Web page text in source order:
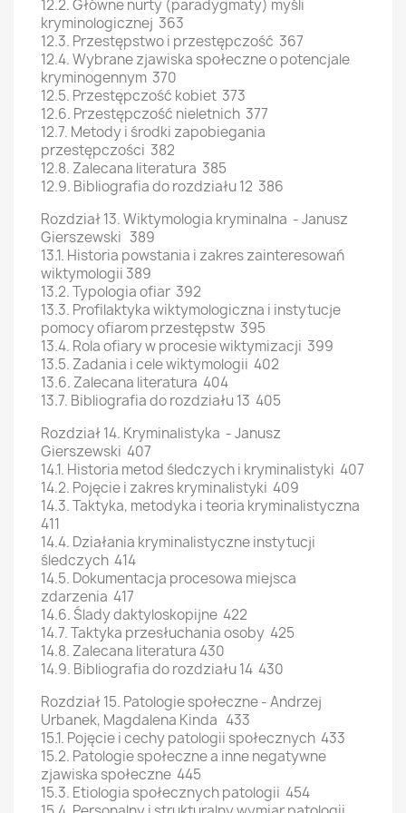
12.2. Główne nurty (paradygmaty) myśli
kryminologicznej 363
12.3. Przestępstwo i przestępczość 367
12.4. Wybrane zjawiska społeczne o potencjale
kryminogennym 370
12.5. Przestępczość kobiet 373
12.6. Przestępczość nieletnich 377
12.7. Metody i środki zapobiegania
przestępczości 382
12.8. Zalecana literatura 385
12.9. Bibliografia do rozdziału 12 386
Rozdział 13. Wiktymologia kryminalna - Janusz
Gierszewski 389
13.1. Historia powstania i zakres zainteresowań
wiktymologii 389
13.2. Typologia ofiar 392
13.3. Profilaktyka wiktymologiczna i instytucje
pomocy ofiarom przestępstw 395
13.4. Rola ofiary w procesie wiktymizacji 399
13.5. Zadania i cele wiktymologii 402
13.6. Zalecana literatura 404
13.7. Bibliografia do rozdziału 13 405
Rozdział 14. Kryminalistyka - Janusz
Gierszewski 407
14.1. Historia metod śledczych i kryminalistyki 407
14.2. Pojęcie i zakres kryminalistyki 409
14.3. Taktyka, metodyka i teoria kryminalistyczna
411
14.4. Działania kryminalistyczne instytucji
śledczych 414
14.5. Dokumentacja procesowa miejsca
zdarzenia 417
14.6. Ślady daktyloskopijne 422
14.7. Taktyka przesłuchania osoby 425
14.8. Zalecana literatura 430
14.9. Bibliografia do rozdziału 14 430
Rozdział 15. Patologie społeczne - Andrzej
Urbanek, Magdalena Kinda 433
15.1. Pojęcie i cechy patologii społecznych 433
15.2. Patologie społeczne a inne negatywne
zjawiska społeczne 445
15.3. Etiologia społecznych patologii 454